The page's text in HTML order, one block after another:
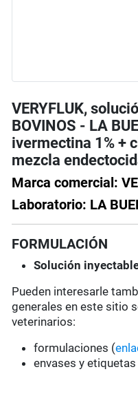
VERYFLUK,
BOVINOS - LA
ivermectina 1% +
mezcla
Marca comercial:
Laboratorio: LA
FORMULACIÓN
Solución
Pueden interesarle
generales en este sitio
veterinarios:
formulaciones (
envases y